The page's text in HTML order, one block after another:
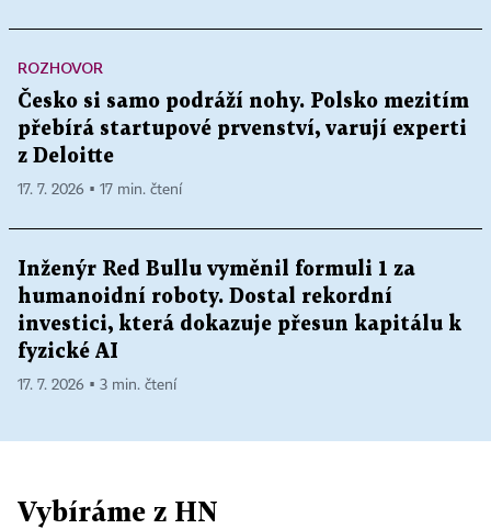
ROZHOVOR
Česko si samo podráží nohy. Polsko mezitím
přebírá startupové prvenství, varují experti
z Deloitte
17. 7. 2026 ▪ 17 min. čtení
Inženýr Red Bullu vyměnil formuli 1 za
humanoidní roboty. Dostal rekordní
investici, která dokazuje přesun kapitálu k
fyzické AI
17. 7. 2026 ▪ 3 min. čtení
Vybíráme z HN